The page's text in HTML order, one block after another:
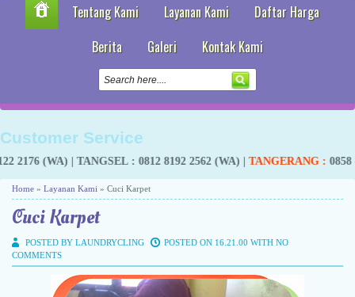
Tentang Kami Layanan Kami
Daftar Harga
Berita
Galeri Kontak Kami
Customer Service
|TANGSEL : 0812 8192 2562 (WA) |TANGERANG:0858 8817 8284
Home » Layanan Kami » Cuci Karpet
Cuci Karpet
POSTED BY LAUNDRYCLING POSTED ON 16.21.00 WITH NO
COMMENTS